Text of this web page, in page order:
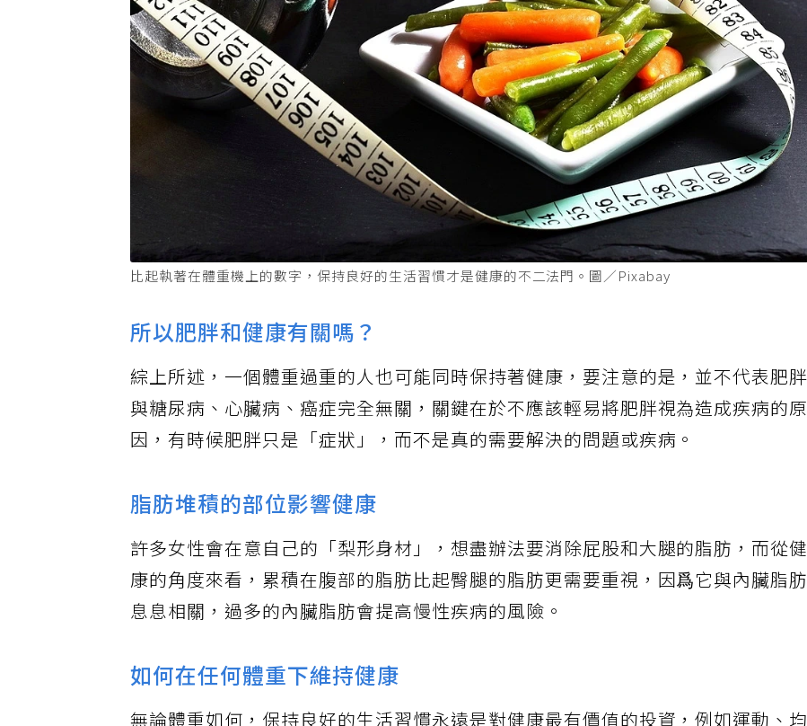
比起執著在體重機上的數字，保持良好的生活習慣才是健康的不二法門。圖／Pixabay
所以肥胖和健康有關嗎？
綜上所述，一個體重過重的人也可能同時保持著健康，要注意的是，並不代表肥胖
與糖尿病、心臟病、癌症完全無關，關鍵在於不應該輕易將肥胖視為造成疾病的原
因，有時候肥胖只是「症狀」，而不是真的需要解決的問題或疾病。
脂肪堆積的部位影響健康
許多女性會在意自己的「梨形身材」，想盡辦法要消除屁股和大腿的脂肪，而從健
康的角度來看，累積在腹部的脂肪比起臀腿的脂肪更需要重視，因爲它與內臟脂肪
息息相關，過多的內臟脂肪會提高慢性疾病的風險。
如何在任何體重下維持健康